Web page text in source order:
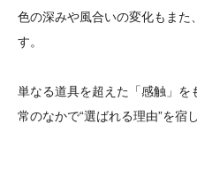
色の深みや風合いの変化もまた
す。
単なる道具を超えた「感触」を
常のなかで“選ばれる理由”を宿